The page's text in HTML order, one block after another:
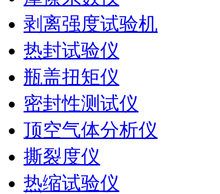
剥离强度试验机
热封试验仪
瓶盖扭矩仪
密封性测试仪
顶空气体分析仪
撕裂度仪
热缩试验仪